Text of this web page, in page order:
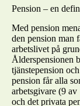
Pension – en
Med pension
den pension man
arbetslivet på
Ålderspensionen
tjänstepension
pension får alla
arbetsgivare (9 av
och det privata